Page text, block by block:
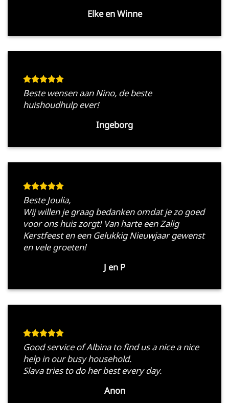
Elke en Winne
Beste wensen aan Nino, de beste
huishoudhulp ever!
Ingeborg
Beste Joulia,
Wij willen je graag bedanken omdat je zo goed
voor ons huis zorgt! Van harte een Zalig
Kerstfeest en een Gelukkig Nieuwjaar gewenst
en vele groeten!
J en P
Good service of Albina to find us a nice a nice
help in our busy household.
Slava tries to do her best every day.
Anon